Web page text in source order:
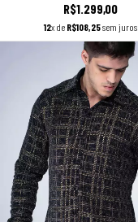
R$1.299,00
12x de R$108,25sem juros